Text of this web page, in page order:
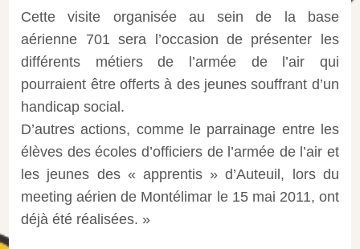
Cette visite organisée au sein de la base
aérienne 701 sera l’occasion de présenter les
différents métiers de l’armée de l’air qui
pourraient être offerts à des jeunes souffrant d’un
handicap social.
D’autres actions, comme le parrainage entre les
élèves des écoles d’officiers de l’armée de l’air et
les jeunes des « apprentis » d’Auteuil, lors du
meeting aérien de Montélimar le 15 mai 2011, ont
déjà été réalisées. »